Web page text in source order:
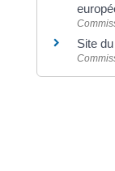
Site